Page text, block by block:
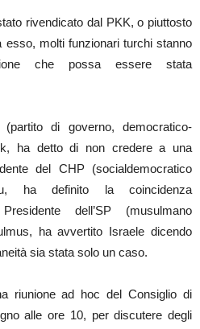
rivendicato dal PKK, o piuttosto
esso, molti funzionari turchi stanno
che possa essere stata
(partito di governo, democratico-
ha detto di non credere a una
del CHP (socialdemocratico
ha definito la coincidenza
dell’SP (musulmano
ha avvertito Israele dicendo
sia stata solo un caso.
riunione ad hoc del Consiglio di
alle ore 10, per discutere degli